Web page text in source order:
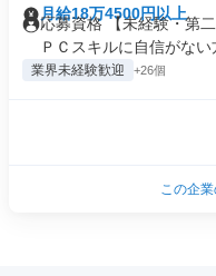
月給18万4500円以上
応募資格 【未経験・第
ＰＣスキルに自信がない
業界未経験歓迎 +26個
この企